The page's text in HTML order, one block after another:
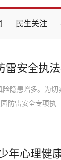
民生关注
雷安全执
患增多。为切
防雷安全专项执
心理健